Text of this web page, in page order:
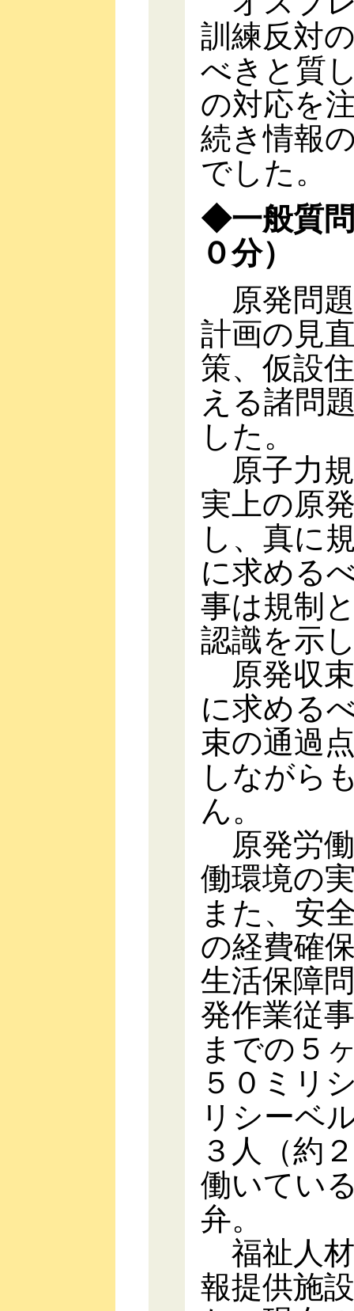
訓練反対
べきと質
の対応を
続き情報
でした。
◆一般質
０分）
原発問題
計画の見
策、仮設
える諸問
した。
原子力
実上の原
し、真に
に求める
事は規制
認識を示
原発収
に求める
束の通過
しながら
ん。
原発労
働環境の
また、安
の経費確
生活保障
発作業従
までの５
５０ミリ
リシーベ
３人（約
働いてい
弁。
福祉人
報提供施